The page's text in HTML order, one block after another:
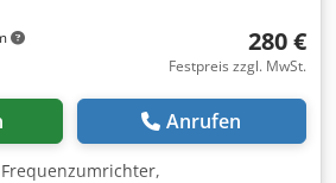
280 €
Festpreis zzgl. MwSt.
Anrufen